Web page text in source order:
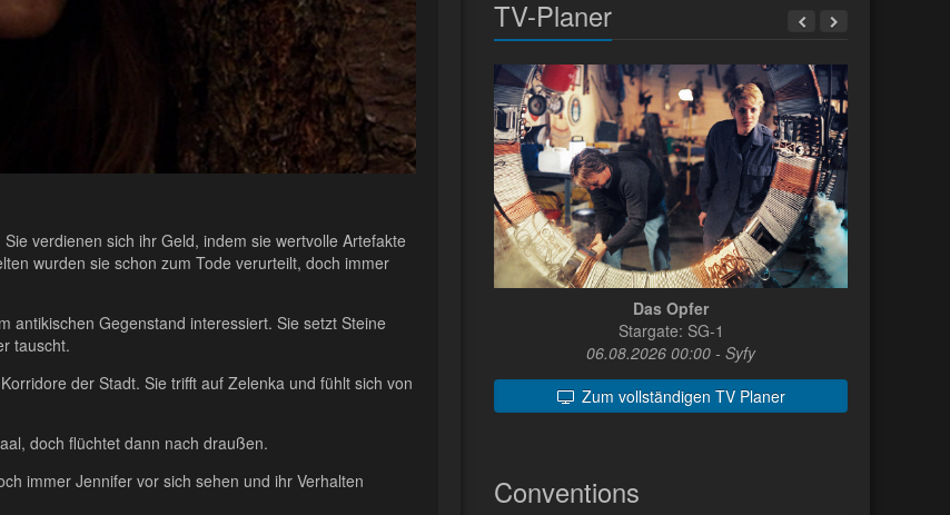
verdienen sich ihr Geld, indem sie wertvolle Artefakte
wurden sie schon zum Tode verurteilt, doch immer
antikischen Gegenstand interessiert. Sie setzt Steine
tauscht.
der Stadt. Sie trifft auf Zelenka und fühlt sich von
doch flüchtet dann nach draußen.
immer Jennifer vor sich sehen und ihr Verhalten
TV-Planer
Das Opfer
Stargate: SG-1
06.08.2026 00:00 - Syfy
Zum vollständigen TV Planer
Conventions